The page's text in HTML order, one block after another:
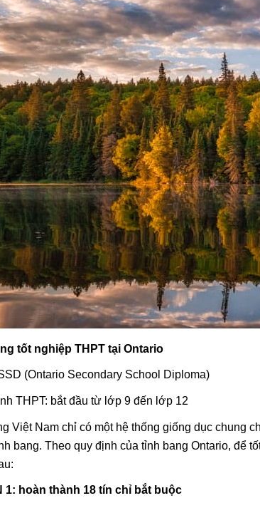
tốt nghiệp THPT tại Ontario
(Ontario Secondary School Diploma)
THPT: bắt đầu từ lớp 9 đến lớp 12
Việt Nam chỉ có một hệ thống giống dục chung
bang. Theo quy định của tỉnh bang Ontario, để
1: hoàn thành 18 tín chỉ bắt buộc